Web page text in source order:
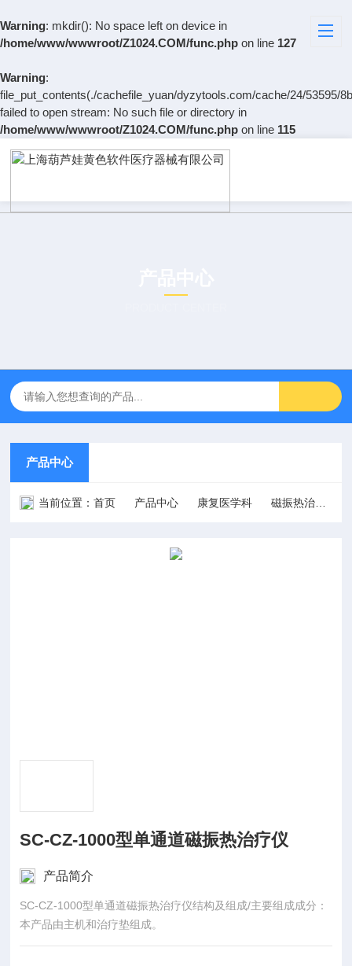
Warning: mkdir(): No space left on device in
/home/www/wwwroot/Z1024.COM/func.php on line 127
Warning:
file_put_contents(./cachefile_yuan/dyzytools.com/cache/24/53595/
failed to open stream: No such file or directory in
/home/www/wwwroot/Z1024.COM/func.php on line 115
产品中心
当前位置：首页 产品中心 康复医学科 磁振热治疗仪
SC-CZ-1000型单通道磁振热治疗仪
产品简介
SC-CZ-1000型单通道磁振热治疗仪结构及组成/主要组成成分：
本产品由主机和治疗垫组成。